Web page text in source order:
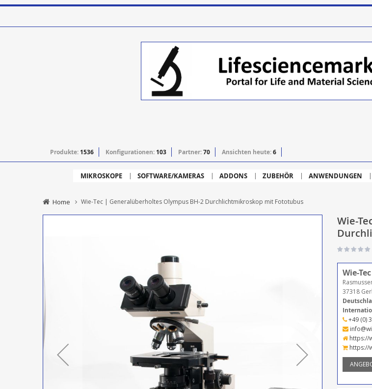
Produkte: 1536 Konfigurationen: 103 Partner:70 Ansichten heute:6
MIKROSKOPE SOFTWARE/KAMERAS ADDONS ZUBEHÖR ANWENDUNGEN
Home Wie-Tec | Generalüberholtes Olympus BH-2 Durchlichtmikroskop mit Fototubus
Wie-
Wie-Tec
37318
+49 (0)
https://
https://